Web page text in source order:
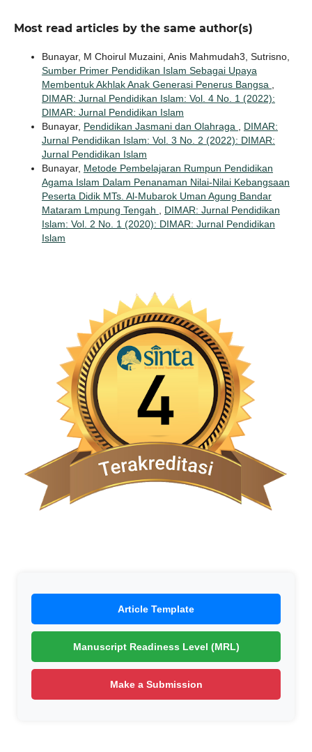
Most read articles by the same author(s)
Bunayar, M Choirul Muzaini, Anis Mahmudah3, Sutrisno,
Sumber Primer Pendidikan Islam Sebagai Upaya
Membentuk Akhlak Anak Generasi Penerus Bangsa
DIMAR: Jurnal Pendidikan Islam: Vol. 4 No. 1 (2022):
DIMAR: Jurnal Pendidikan Islam
Bunayar, Pendidikan Jasmani dan Olahraga
DIMAR:
Jurnal Pendidikan Islam: Vol. 3 No. 2 (2022): DIMAR:
Jurnal Pendidikan Islam
Bunayar, Metode Pembelajaran Rumpun Pendidikan
Agama Islam Dalam Penanaman Nilai-Nilai Kebangsaan
Peserta Didik MTs. Al-Mubarok Uman Agung Bandar
Mataram Lmpung Tengah
DIMAR: Jurnal Pendidikan
Islam: Vol. 2 No. 1 (2020): DIMAR: Jurnal Pendidikan
Islam
Article Template
Manuscript Readiness Level (MRL)
Make a Submission